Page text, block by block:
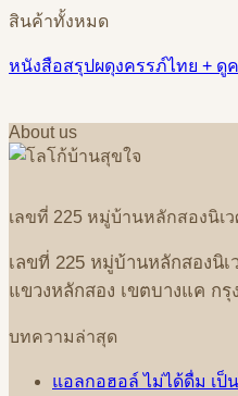
สินค้าทั้งหมด
หนังสือสรุปผดุงครรภ์ไทย + ดู
About us
เลขที่ 225 หมู่บ้านหลักสองนิเ
เลขที่ 225 หมู่บ้านหลักสองนิเ
แขวงหลักสอง เขตบางแค กรุ
บทความล่าสุด
แอลกอฮอล์ ไม่ได้ดื่ม เป็